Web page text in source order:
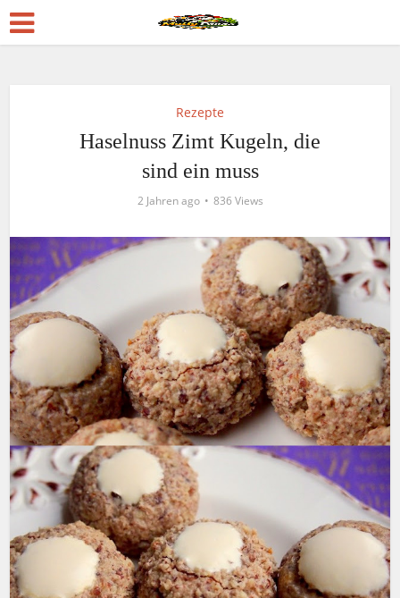
Rezepte
Haselnuss Zimt Kugeln, die
sind ein muss
2 Jahren ago 836 Views